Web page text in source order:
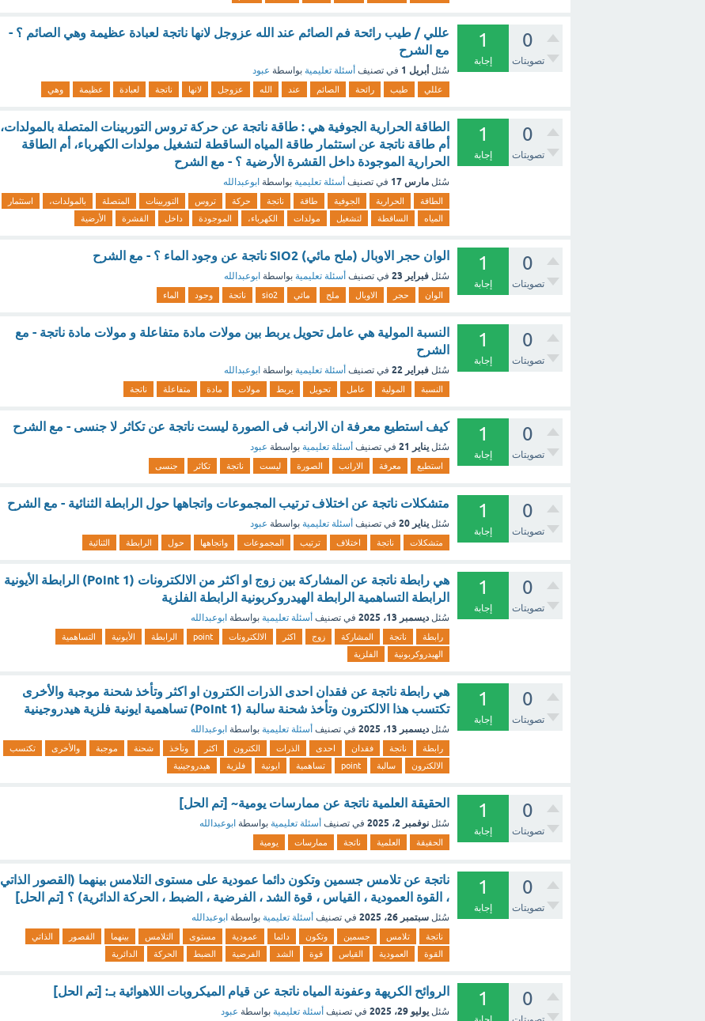
0
تصويتات
1
إجابة
عللي / طيب رائحة فم الصائم عند الله عزوجل لانها ناتجة لعبادة عظيمة وهي الصائم ؟ -
مع الشرح
سُئل أبريل 1 في تصنيف أسئلة تعليمية بواسطة عبود
عللي طيب رائحة الصائم عند الله عزوجل لانها ناتجة لعبادة عظيمة وهي
0
تصويتات
1
إجابة
الطاقة الحرارية الجوفية هي : طاقة ناتجة عن حركة تروس التوربينات المتصلة بالمولدات،
أم طاقة ناتجة عن استثمار طاقة المياه الساقطة لتشغيل مولدات الكهرباء، أم الطاقة
الحرارية الموجودة داخل القشرة الأرضية ؟ - مع الشرح
سُئل مارس 17 في تصنيف أسئلة تعليمية بواسطة ابوعبدالله
الطاقة الحرارية الجوفية طاقة ناتجة حركة تروس التوربينات المتصلة بالمولدات،
استثمار
المياه
الساقطة لتشغيل مولدات الكهرباء، الموجودة داخل القشرة الأرضية
0
تصويتات
1
إجابة
الوان حجر الاوبال (ملح مائي) SiO2 ناتجة عن وجود الماء ؟ - مع الشرح
سُئل فبراير 23 في تصنيف أسئلة تعليمية بواسطة ابوعبدالله
الوان حجر الاوبال ملح مائي sio2 ناتجة وجود الماء
0
تصويتات
1
إجابة
النسبة المولية هي عامل تحويل يربط بين مولات مادة متفاعلة و مولات مادة ناتجة - مع
الشرح
سُئل فبراير 22 في تصنيف أسئلة تعليمية بواسطة ابوعبدالله
النسبة المولية عامل تحويل يربط مولات مادة متفاعلة ناتجة
0
تصويتات
1
إجابة
كيف استطيع معرفة ان الارانب فى الصورة ليست ناتجة عن تكاثر لا جنسى - مع الشرح
سُئل يناير 21 في تصنيف أسئلة تعليمية بواسطة عبود
استطيع معرفة الارانب الصورة ليست ناتجة تكاثر جنسى
0
تصويتات
1
إجابة
متشكلات ناتجة عن اختلاف ترتيب المجموعات واتجاهها حول الرابطة الثنائية - مع الشرح
سُئل يناير 20 في تصنيف أسئلة تعليمية بواسطة عبود
متشكلات ناتجة اختلاف ترتيب المجموعات واتجاهها حول الرابطة الثنائية
0
تصويتات
1
إجابة
هي رابطة ناتجة عن المشاركة بين زوج او اكثر من الالكترونات (1 Point) الرابطة الأيونية
الرابطة التساهمية الرابطة الهيدروكربونية الرابطة الفلزية
سُئل ديسمبر 13، 2025 في تصنيف أسئلة تعليمية بواسطة ابوعبدالله
رابطة ناتجة المشاركة زوج اكثر الالكترونات point الرابطة الأيونية
التساهمية
الهيدروكربونية
الفلزية
0
تصويتات
1
إجابة
هي رابطة ناتجة عن فقدان احدى الذرات الكترون او اكثر وتأخذ شحنة موجبة والأخرى
تكتسب هذا الالكترون وتأخذ شحنة سالبة (1 Point) تساهمية ايونية فلزية هيدروجينية
سُئل ديسمبر 13، 2025 في تصنيف أسئلة تعليمية بواسطة ابوعبدالله
رابطة ناتجة فقدان احدى الذرات الكترون اكثر وتأخذ شحنة موجبة والأخرى
تكتسب
الالكترون
سالبة point تساهمية ايونية فلزية هيدروجينية
0
تصويتات
1
إجابة
الحقيقة العلمية ناتجة عن ممارسات يومية~ [تم الحل]
سُئل نوفمبر 2، 2025 في تصنيف أسئلة تعليمية بواسطة ابوعبدالله
الحقيقة العلمية ناتجة ممارسات يومية
0
تصويتات
1
إجابة
ناتجة عن تلامس جسمين وتكون دائما عمودية على مستوى التلامس بينهما (القصور الذاتي
، القوة العمودية ، القياس ، قوة الشد ، الفرضية ، الضبط ، الحركة الدائرية) ؟ [تم الحل]
سُئل سبتمبر 26، 2025 في تصنيف أسئلة تعليمية بواسطة ابوعبدالله
ناتجة تلامس جسمين وتكون دائما عمودية مستوى التلامس بينهما القصور
الذاتي
القوة
العمودية القياس قوة الشد الفرضية الضبط الحركة الدائرية
0
1 الروائح الكريهة وعفونة المياه ناتجة عن قيام الميكروبات اللاهوائية بـ: [تم الحل]
سُئل يوليو 29، 2025 في تصنيف أسئلة تعليمية بواسطة عبود